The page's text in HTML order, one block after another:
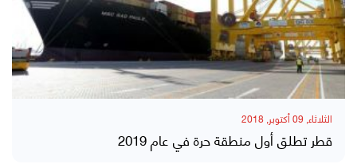
الثلاثاء, 09 أكتوبر, 2018
قطر تطلق أول منطقة حرة في عام 2019